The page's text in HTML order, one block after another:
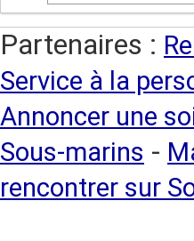
Partenaires :
Service à la
Annoncer une
Sous-marins -
rencontrer sur